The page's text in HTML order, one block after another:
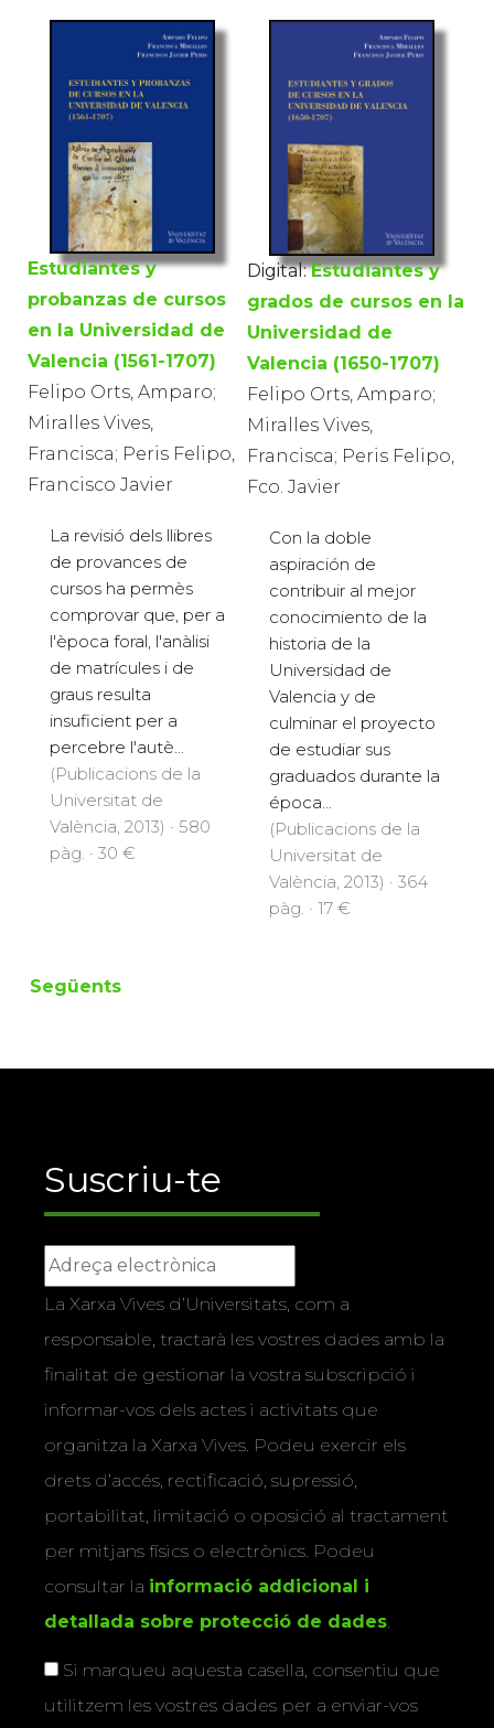
Estudiantes y
probanzas de cursos
en la Universidad de
Valencia (1561-1707)
Felipo Orts, Amparo;
Miralles Vives,
Francisca; Peris Felipo,
Francisco Javier
La revisió dels llibres
de provances de
cursos ha permès
comprovar que, per a
l'època foral, l'anàlisi
de matrícules i de
graus resulta
insuficient per a
percebre l'autè...
(Publicacions de la
Universitat de
València, 2013) · 580
pàg. · 30 €
Digital: Estudiantes y
grados de cursos en la
Universidad de
Valencia (1650-1707)
Felipo Orts, Amparo;
Miralles Vives,
Francisca; Peris Felipo,
Fco. Javier
Con la doble
aspiración de
contribuir al mejor
conocimiento de la
historia de la
Universidad de
Valencia y de
culminar el proyecto
de estudiar sus
graduados durante la
época...
(Publicacions de la
Universitat de
València, 2013) · 364
pàg. · 17 €
Següents
Suscriu-te
La Xarxa Vives d’Universitats, com a
responsable, tractarà les vostres dades amb la
finalitat de gestionar la vostra subscripció i
informar-vos dels actes i activitats que
organitza la Xarxa Vives. Podeu exercir els
drets d’accés, rectificació, supressió,
portabilitat, limitació o oposició al tractament
per mitjans físics o electrònics. Podeu
consultar la informació addicional i
detallada sobre protecció de dades.
Si marqueu aquesta casella, consentiu que
utilitzem les vostres dades per a enviar-vos